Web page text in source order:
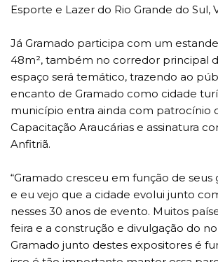
Esporte e Lazer do Rio Grande do Sul,
Já Gramado participa com um
48m², também no corredor principal
espaço será temático, trazendo ao
encanto de Gramado como cidade
município entra ainda com patrocínio
Capacitação Araucárias e assinatura
Anfitriã.
“Gramado cresceu em função de seus
e eu vejo que a cidade evolui junto
nesses 30 anos de evento. Muitos
feira e a construção e divulgação do
Gramado junto destes expositores é